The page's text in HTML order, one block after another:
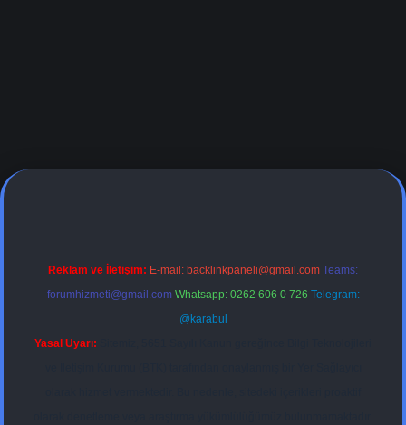
Reklam ve İletişim: E-mail: backlinkpaneli@gmail.com Teams:
forumhizmeti@gmail.com Whatsapp: 0262 606 0 726 Telegram:
@karabul
Yasal Uyarı: